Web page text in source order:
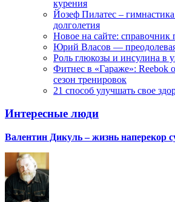
курения
Йозеф Пилатес – гимнастика
долголетия
Новое на сайте:
Юрий Власов —
Роль глюкозы и инсулина в
Фитнес в «Гараже»: Reebok
сезон тренировок
21 способ улучшать свое
Интересные люди
Валентин Дикуль – жизнь наперекор